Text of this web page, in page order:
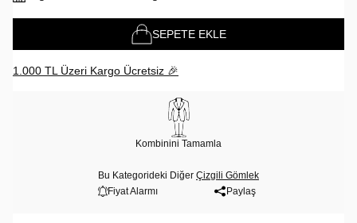
SEPETE EKLE
1.000 TL Üzeri Kargo Ücretsiz 🎉
Kombinini Tamamla
Bu Kategorideki Diğer Çizgili Gömlek
Fiyat Alarmı
Paylaş